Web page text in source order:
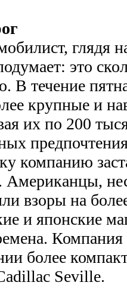
глядя
это
В течение
крупные и
их по 200
компанию
Американцы,
взоры на
и японские
более
Seville.